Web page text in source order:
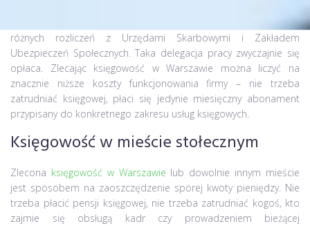
prowadzące księgi rachunkowe (księgi handlowe), mające wiele
różnych rozliczeń z Urzędami Skarbowymi i Zakładem
Ubezpieczeń Społecznych. Taka delegacja pracy zwyczajnie się
opłaca. Zlecając księgowość w Warszawie można liczyć na
znacznie niższe koszty funkcjonowania firmy – nie trzeba
zatrudniać księgowej, płaci się jedynie miesięczny abonament
przypisany do konkretnego zakresu usług księgowych.
Księgowość w mieście stołecznym
Zlecona księgowość w Warszawie lub dowolnie innym mieście
jest sposobem na zaoszczędzenie sporej kwoty pieniędzy. Nie
trzeba płacić pensji księgowej, nie trzeba zatrudniać kogoś, kto
zajmie się obsługą kadr czy prowadzeniem bieżącej